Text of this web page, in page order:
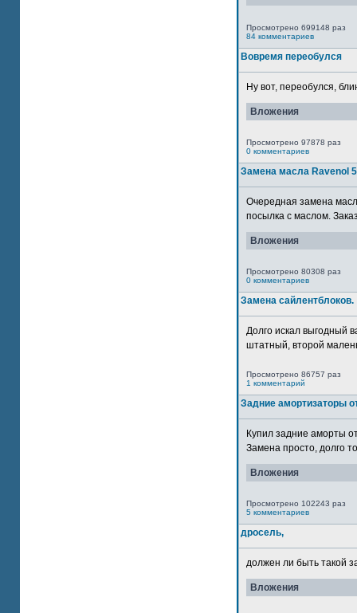
Просмотрено 699148 раз
84 комментариев
Вовремя переобулся
Ну вот, переобулся,
Вложения
Просмотрено 97878 раз
0 комментариев
Замена масла Ravenol
Очередная замена
посылка с маслом.
Вложения
Просмотрено 80308 раз
0 комментариев
Замена сайлентблоков.
Долго искал выгодный
штатный, второй
Просмотрено 86757 раз
1 комментарий
Задние амортизаторы
Купил задние аморты
Замена просто, долго
Вложения
Просмотрено 102243 раз
5 комментариев
дросель,
должен ли быть такой
Вложения